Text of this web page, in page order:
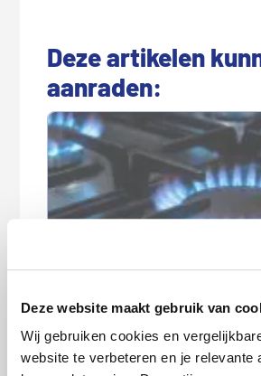
Deze website maakt gebruik van
Wij gebruiken cookies en
website te verbeteren en je relevante
Deze artikelen
aanraden:
energiecontract blijft